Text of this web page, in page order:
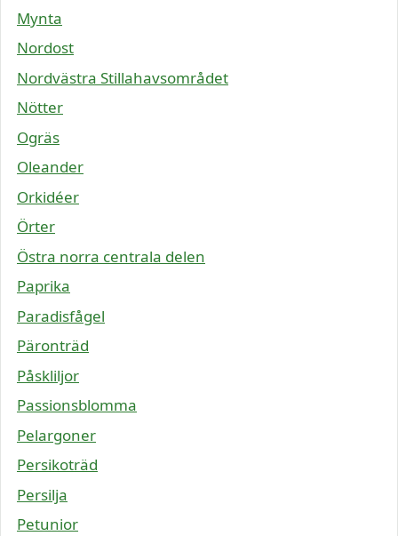
Mynta
Nordost
Nordvästra Stillahavsområdet
Nötter
Ogräs
Oleander
Orkidéer
Örter
Östra norra centrala delen
Paprika
Paradisfågel
Päronträd
Påskliljor
Passionsblomma
Pelargoner
Persikoträd
Persilja
Petunior